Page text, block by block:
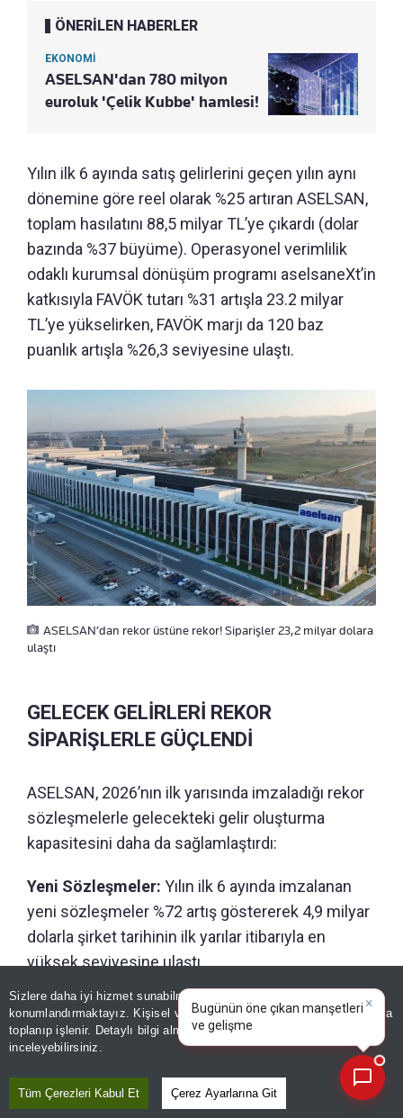
Sizlere daha iyi hizmet sunabilmek adına sitemizde
konumlandırmaktayız. Kişisel verileriniz, KVKK ve GDPR kapsamında
toplanıp işlenir. Detaylı bilgi almak içinAydınlatma Metnimizi
inceleyebilirsiniz.
Tüm Çerezleri Kabul Et Çerez Ayarlarına Git
ÖNERİLEN HABERLER
EKONOMİ
ASELSAN'dan 780 milyon
euroluk 'Çelik Kubbe' hamlesi!
Yılın ilk 6 ayında satış gelirlerini geçen yılın aynı
dönemine göre reel olarak %25 artıran ASELSAN,
toplam hasılatını 88,5 milyar TL’ye çıkardı (dolar
bazında %37 büyüme). Operasyonel verimlilik
odaklı kurumsal dönüşüm programı aselsaneXt’in
katkısıyla FAVÖK tutarı %31 artışla 23.2 milyar
TL’ye yükselirken, FAVÖK marjı da 120 baz
puanlık artışla %26,3 seviyesine ulaştı.
ASELSAN’dan rekor üstüne rekor! Siparişler 23,2 milyar dolara
ulaştı
GELECEK GELİRLERİ REKOR
SİPARİŞLERLE GÜÇLENDİ
ASELSAN, 2026’nın ilk yarısında imzaladığı rekor
sözleşmelerle gelecekteki gelir oluşturma
kapasitesini daha da sağlamlaştırdı:
Yeni Sözleşmeler: Yılın ilk 6 ayında imzalanan
yeni sözleşmeler %72 artış göstererek 4,9 milyar
dolarla şirket tarihinin ilk yarılar itibarıyla en
yüksek seviyesine ulaştı.
GÜNÜN ÖZETİ
×
Bugünün öne çıkan manşetleri
ve gelişmeleri neler?